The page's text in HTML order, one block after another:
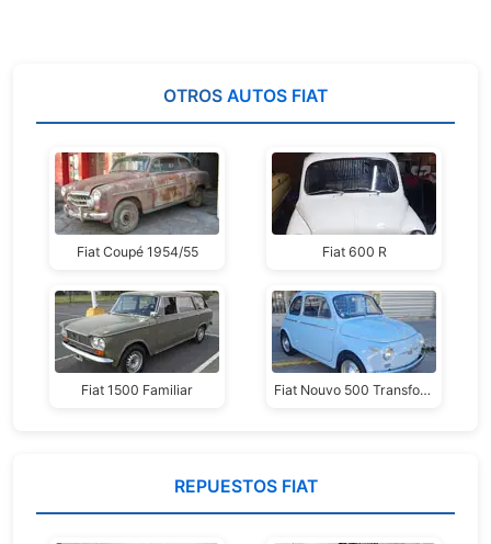
OTROS AUTOS FIAT
Fiat Coupé 1954/55 Fiat 600 R
Fiat 1500 Familiar Fiat Nouvo 500 Transformable 1958
REPUESTOS FIAT